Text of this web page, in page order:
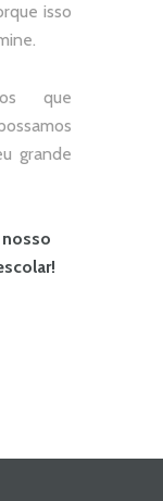
isso
que
grande